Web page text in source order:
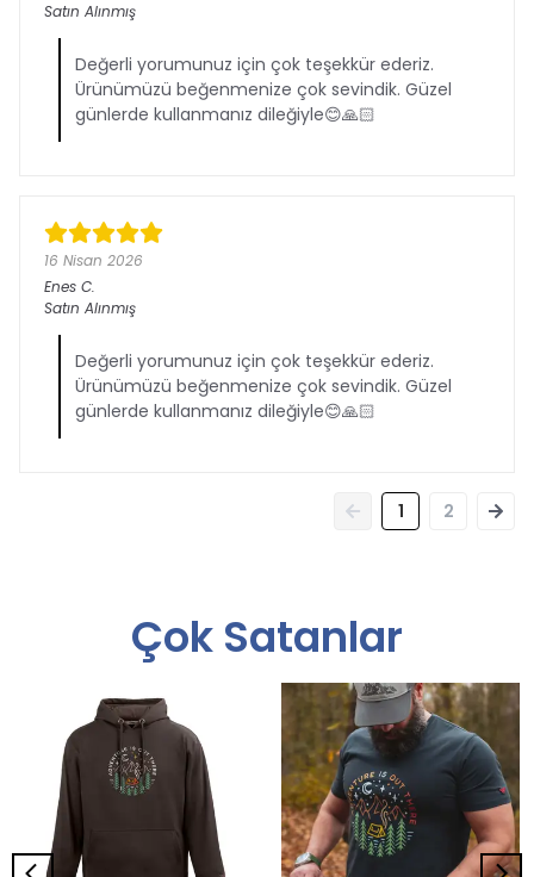
Satın Alınmış
Değerli yorumunuz için çok teşekkür ederiz.
Ürünümüzü beğenmenize çok sevindik. Güzel
günlerde kullanmanız dileğiyle😊🙏🏻
16 Nisan 2026
Enes C.
Satın Alınmış
Değerli yorumunuz için çok teşekkür ederiz.
Ürünümüzü beğenmenize çok sevindik. Güzel
günlerde kullanmanız dileğiyle😊🙏🏻
1 2
Çok Satanlar